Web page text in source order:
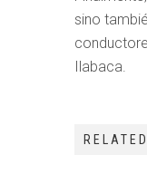
sino
Ilabaca.